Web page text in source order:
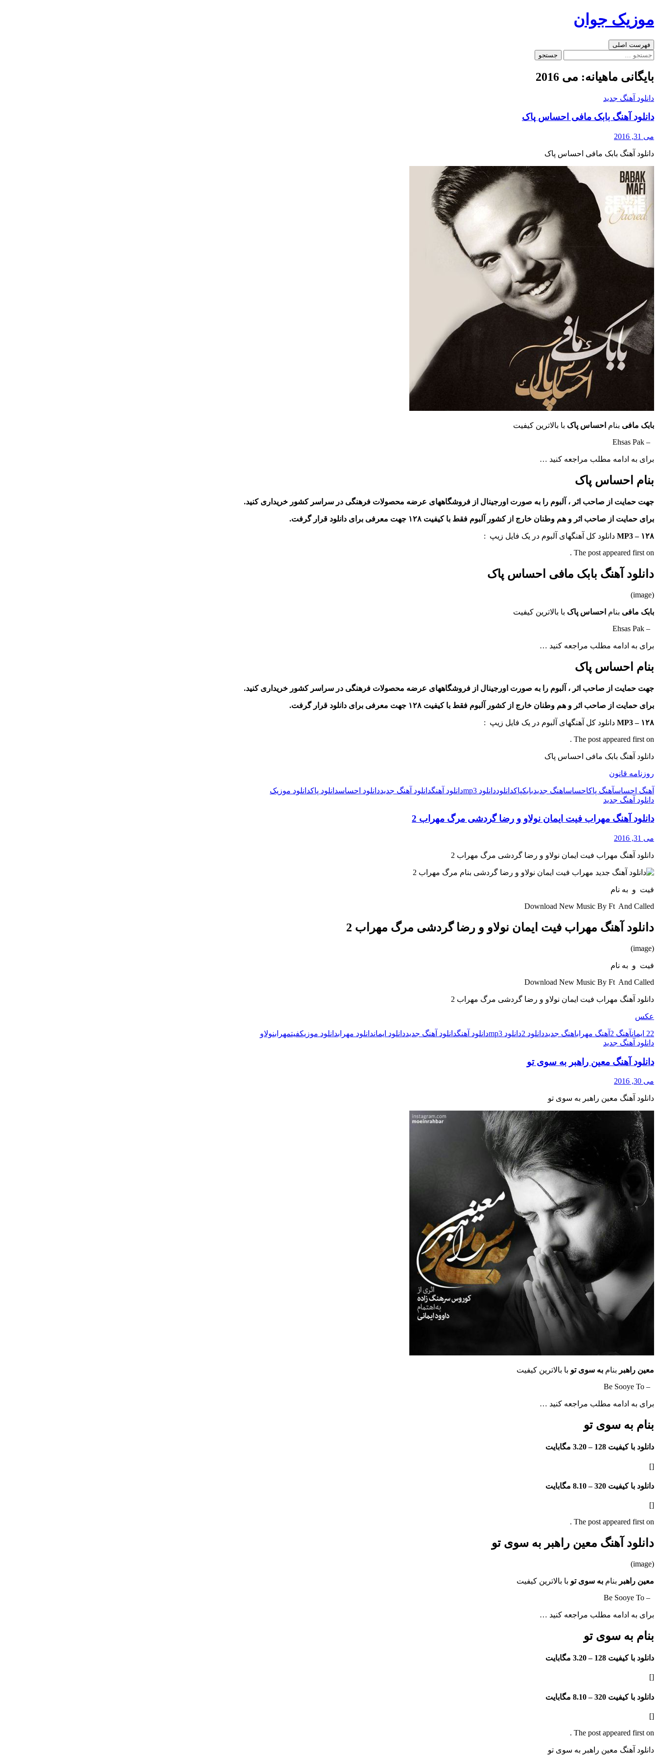
به
موزیک جوان
جست‌وجو
فهرست اصلی
جستجو
بایگانی ماهیانه: می 2016
دانلود آهنگ جدید
دانلود آهنگ بابک مافی احساس پاک
می 31, 2016
دانلود آهنگ بابک مافی احساس پاک
بابک مافی بنام احساس پاک با بالاترین کیفیت
– Ehsas Pak
برای به ادامه مطلب مراجعه کنید …
بنام احساس پاک
جهت حمایت از صاحب اثر ، آلبوم را به صورت اورجینال از فروشگاههای عرضه محصولات فرهنگی در سراسر کشور خریداری کنید.
برای حمایت از صاحب اثر و هم وطنان خارج از کشور آلبوم فقط با کیفیت ۱۲۸ جهت معرفی برای دانلود قرار گرفت.
MP3 – ۱۲۸ دانلود کل آهنگهای آلبوم در یک فایل زیپ :
The post appeared first on .
دانلود آهنگ بابک مافی احساس پاک
(image)
بابک مافی بنام احساس پاک با بالاترین کیفیت
– Ehsas Pak
برای به ادامه مطلب مراجعه کنید …
بنام احساس پاک
جهت حمایت از صاحب اثر ، آلبوم را به صورت اورجینال از فروشگاههای عرضه محصولات فرهنگی در سراسر کشور خریداری کنید.
برای حمایت از صاحب اثر و هم وطنان خارج از کشور آلبوم فقط با کیفیت ۱۲۸ جهت معرفی برای دانلود قرار گرفت.
MP3 – ۱۲۸ دانلود کل آهنگهای آلبوم در یک فایل زیپ :
The post appeared first on .
دانلود آهنگ بابک مافی احساس پاک
روزنامه قانون
آهنگ احساسآهنگ پاکاحساساهنگ جدیدبابکپاکدانلوددانلود mp3 دانلود آهنگدانلود آهنگ جدیددانلود احساسدانلود پاکدانلود موزیک
دانلود آهنگ جدید
دانلود آهنگ مهراب فیت ایمان نولاو و رضا گردشی مرگ مهراب 2
می 31, 2016
دانلود آهنگ مهراب فیت ایمان نولاو و رضا گردشی مرگ مهراب 2
فیت و به نام
Download New Music By Ft And Called
دانلود آهنگ مهراب فیت ایمان نولاو و رضا گردشی مرگ مهراب 2
(image)
فیت و به نام
Download New Music By Ft And Called
دانلود آهنگ مهراب فیت ایمان نولاو و رضا گردشی مرگ مهراب 2
عکس
22 ایمان آهنگ 2 آهنگ مهراباهنگ جدیددانلود 2 دانلود mp3 دانلود آهنگدانلود آهنگ جدیددانلود ایماندانلود مهرابدانلود موزیکفیتمهرابنولاو
دانلود آهنگ جدید
دانلود آهنگ معین راهبر به سوی تو
می 30, 2016
دانلود آهنگ معین راهبر به سوی تو
معین راهبر بنام به سوی تو با بالاترین کیفیت
– Be Sooye To
برای به ادامه مطلب مراجعه کنید …
بنام به سوی تو
دانلود با کیفیت 128 – 3.20 مگابایت
[]
دانلود با کیفیت 320 – 8.10 مگابایت
[]
The post appeared first on .
دانلود آهنگ معین راهبر به سوی تو
(image)
معین راهبر بنام به سوی تو با بالاترین کیفیت
– Be Sooye To
برای به ادامه مطلب مراجعه کنید …
بنام به سوی تو
دانلود با کیفیت 128 – 3.20 مگابایت
[]
دانلود با کیفیت 320 – 8.10 مگابایت
[]
The post appeared first on .
دانلود آهنگ معین راهبر به سوی تو